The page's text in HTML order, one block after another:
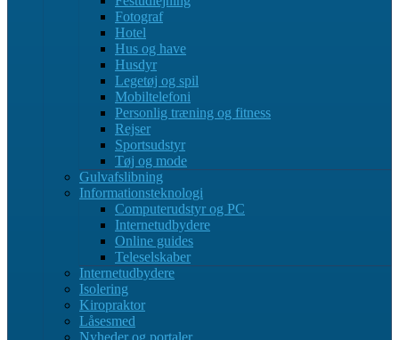
Fotograf
Hotel
Hus og have
Husdyr
Legetøj og spil
Mobiltelefoni
Personlig træning og fitness
Rejser
Sportsudstyr
Tøj og mode
Gulvafslibning
Informationsteknologi
Computerudstyr og PC
Internetudbydere
Online guides
Teleselskaber
Internetudbydere
Isolering
Kiropraktor
Låsesmed
Nyheder og portaler